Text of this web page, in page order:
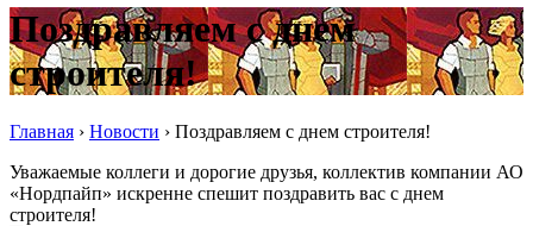
Поздравляем с днем
строителя!
Главная › Новости › Поздравляем с днем строителя!
Уважаемые коллеги и дорогие друзья, коллектив компании АО
«Нордпайп» искренне спешит поздравить вас с днем
строителя!